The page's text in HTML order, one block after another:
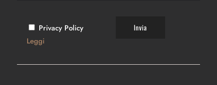
Privacy Policy
Leggi